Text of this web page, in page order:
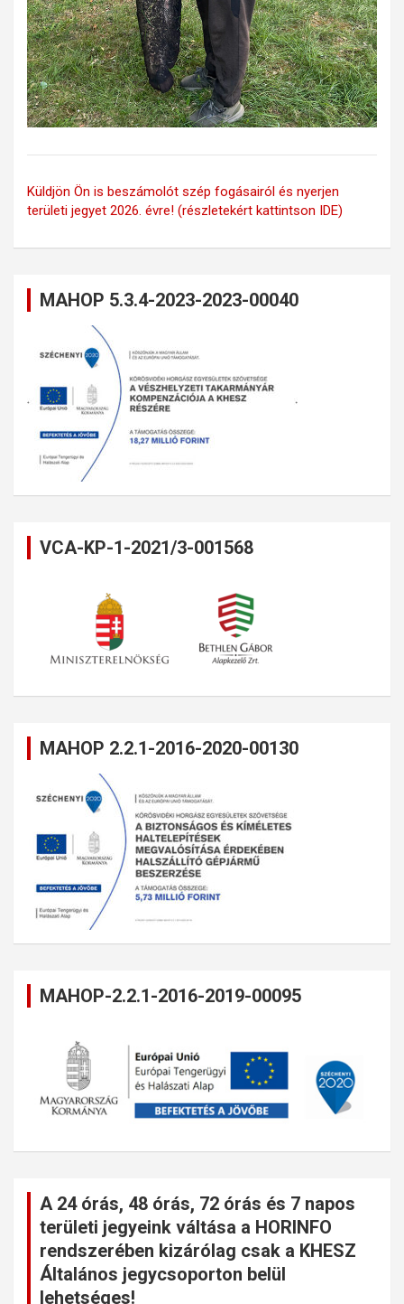
Küldjön Ön is beszámolót szép fogásairól és nyerjen
területi jegyet 2026. évre! (részletekért kattintson IDE)
MAHOP 5.3.4-2023-2023-00040
VCA-KP-1-2021/3-001568
MAHOP 2.2.1-2016-2020-00130
MAHOP-2.2.1-2016-2019-00095
A 24 órás, 48 órás, 72 órás és 7 napos
területi jegyeink váltása a HORINFO
rendszerében kizárólag csak a KHESZ
Általános jegycsoporton belül
lehetséges!